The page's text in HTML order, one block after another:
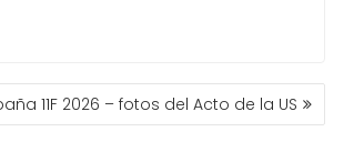
11F 2026 – fotos del Acto de la US